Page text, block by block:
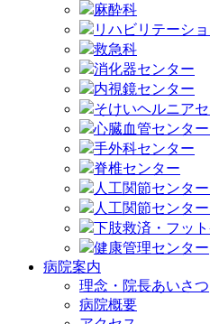
麻酔科
リハビリテーシ
救急科
消化器センター
内視鏡センター
そけいヘルニア
心臓血管センター
手外科センター
脊椎センター
人工関節センタ
人工関節センタ
下肢救済・フッ
健康管理センター
病院案内
理念・院長あいさつ
病院概要